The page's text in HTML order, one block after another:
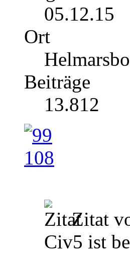
05.12.15
Ort
Beiträge
13.812
Zitat
Civ5 ist